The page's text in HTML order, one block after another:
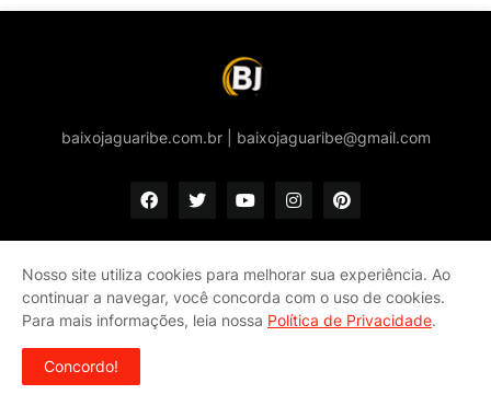
baixojaguaribe.com.br | baixojaguaribe@gmail.com
Copyright ©
Início Quem somos
Política de privacidade e Cookies
Fale conosco
Nosso site utiliza cookies para melhorar sua experiência. Ao
continuar a navegar, você concorda com o uso de cookies.
Para mais informações, leia nossa Política de Privacidade.
Concordo!